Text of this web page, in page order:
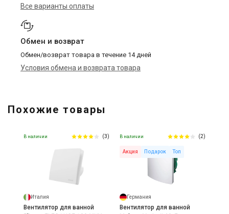
Все варианты оплаты
Обмен и возврат
Обмен/возврат товара в течение 14 дней
Условия обмена и возврата товара
Похожие товары
В наличии (3)
Италия
Вентилятор для ванной
В наличии (2)
Акция Подарок Топ
Германия
Вентилятор для ванной